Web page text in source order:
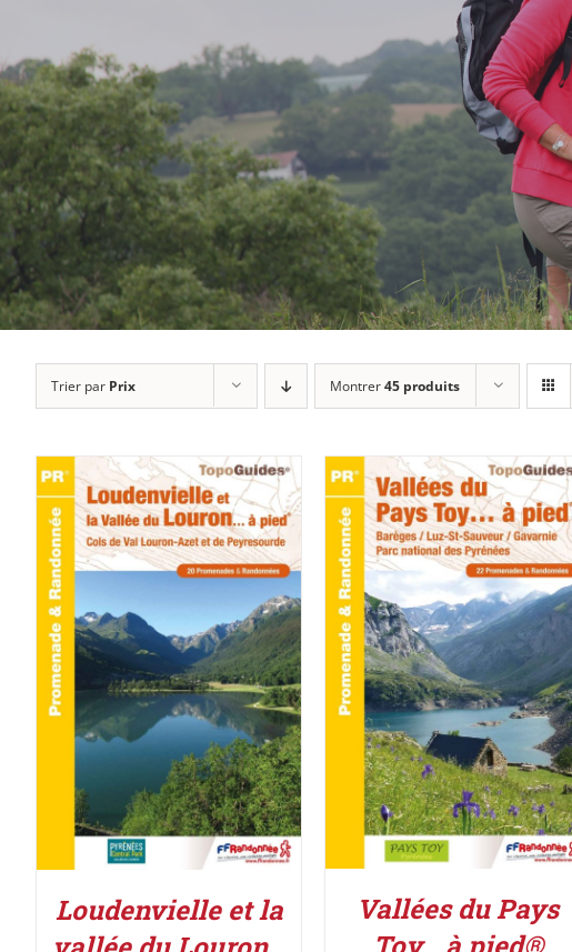
Trier par Prix Montrer45 produits
ACHETER LE PRODUIT
/
DÉTAILS
Loudenvielle et la
ACHETER LE PRODUIT
/
DÉTAILS
Vallées du Pays